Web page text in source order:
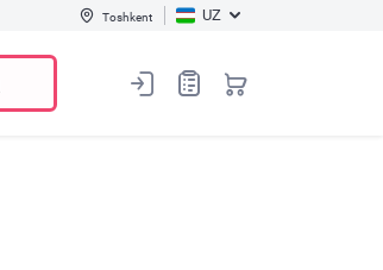
Toshkent UZ